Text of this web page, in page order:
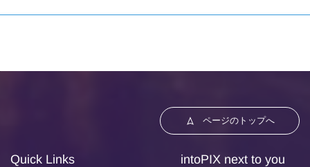
ページのトップへ
Quick Links intoPIX next to you